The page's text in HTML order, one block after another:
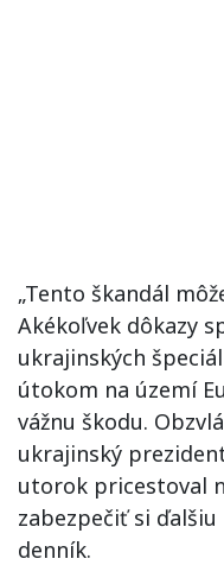
„Tento škandál
Akékoľvek dôkazy
ukrajinských
útokom na území
vážnu škodu.
ukrajinský
utorok pricestoval
zabezpečiť si
denník.